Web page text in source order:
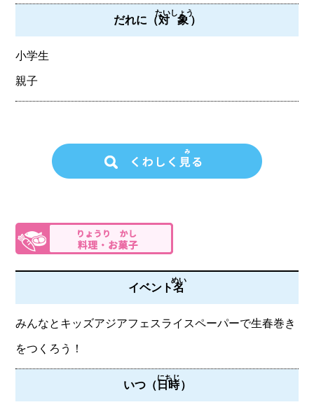
だれに（対象
たいしょう
）
小学生
親子
イベント名
めい
みんなとキッズアジアフェスライスペーパーで生春巻き
をつくろう！
いつ（日時
にちじ
）